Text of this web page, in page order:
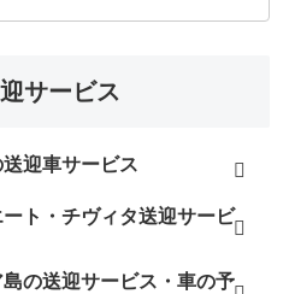
サービス
迎車サービス
ト・チヴィタ送迎サービ
の送迎サービス・車の予